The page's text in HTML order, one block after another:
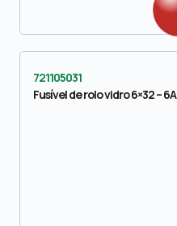
721105031
Fusível de rolo vidro 6×32 – 6A